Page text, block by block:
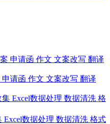
请函 作文 文案改写 翻译
数据处理 数据清洗 格式